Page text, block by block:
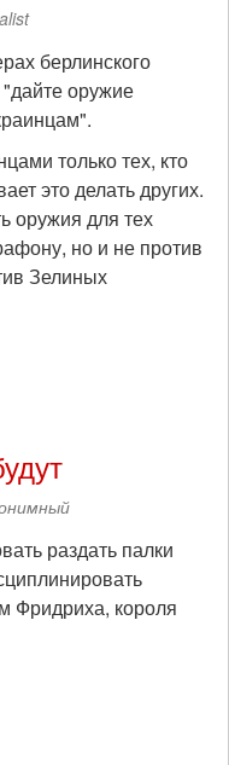
берлинского
оружие
только тех, кто
это делать других.
оружия для тех
но и не против
Зелиных
раздать палки
Фридриха, короля